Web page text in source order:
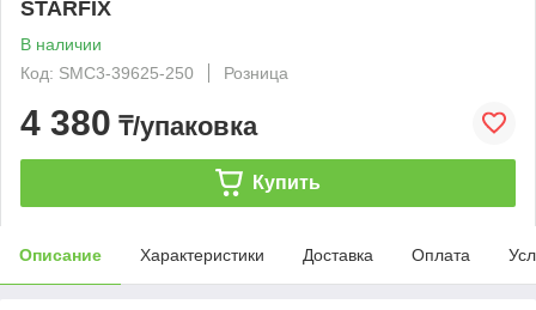
STARFIX
В наличии
Код: SMC3-39625-250
Розница
4 380 ₸/упаковка
Купить
Описание Характеристики Доставка Оплата